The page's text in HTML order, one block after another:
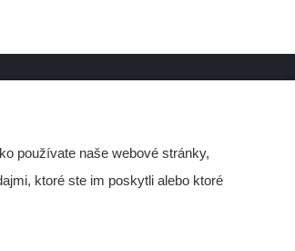
prvými. Odber
používate naše webové stránky,
ktoré ste im poskytli alebo ktoré